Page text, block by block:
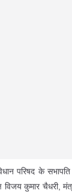
परिषद के
विजय कुमार